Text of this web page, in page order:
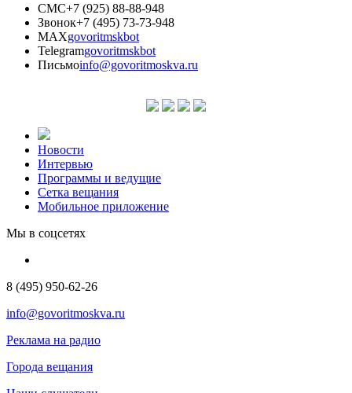
СМС+7 (925) 88-88-948
Звонок+7 (495) 73-73-948
MAXgovoritmskbot
Telegramgovoritmskbot
Письмоinfo@govoritmoskva.ru
Новости
Интервью
Программы и ведущие
Сетка вещания
Мобильное приложение
Мы в соцсетях
8 (495) 950-62-26
info@govoritmoskva.ru
Реклама на радио
Города вещания